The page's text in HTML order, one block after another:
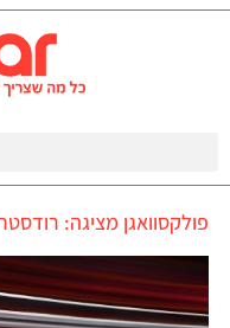
פולקסוואגן מציגה: רודסטר GTI בכזה כאילו